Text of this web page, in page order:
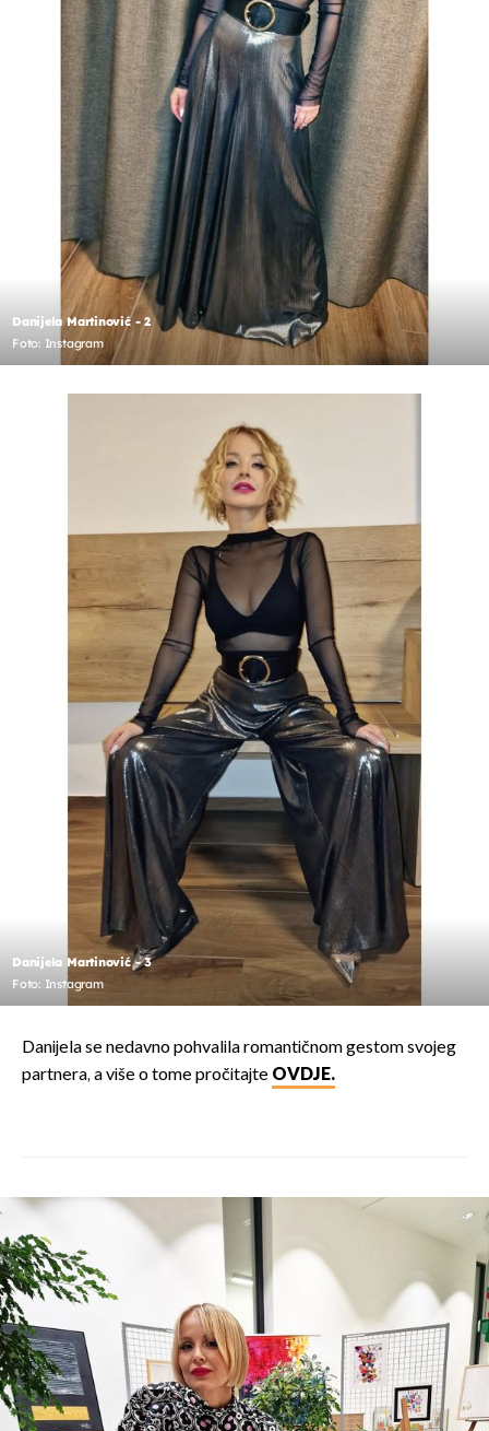
Danijela Martinović - 2
Foto: Instagram
Danijela Martinović - 3
Foto: Instagram
Danijela se nedavno pohvalila romantičnom gestom svojeg
partnera, a više o tome pročitajte OVDJE.